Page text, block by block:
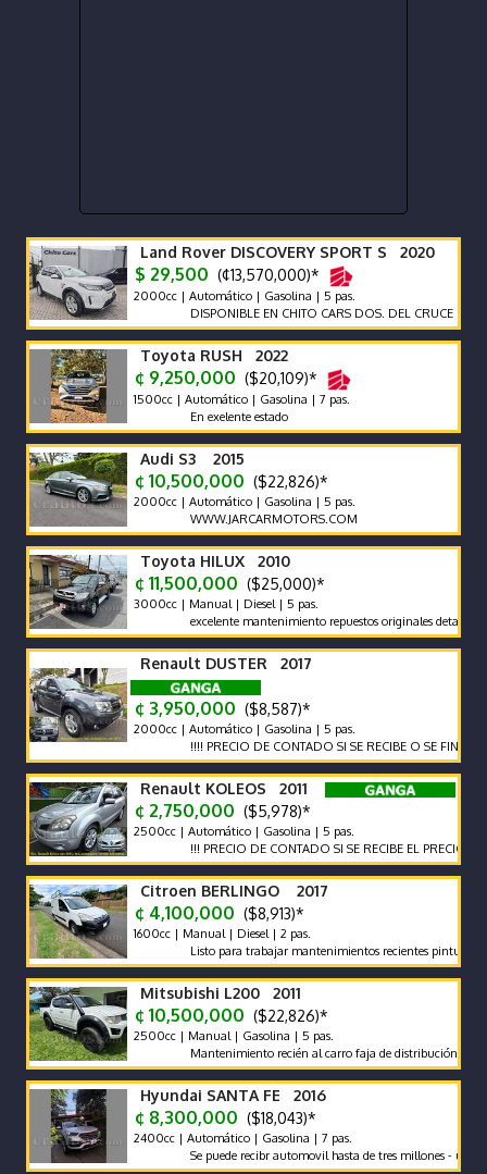
Land Rover DISCOVERY SPORT S 2020
$ 29,500 (¢13,570,000)*
2000cc | Automático | Gasolina | 5 pas.
DISPONIBLE EN CHITO CARS DOS. DEL CRUCE DE LA
Toyota RUSH 2022
¢ 9,250,000 ($20,109)*
1500cc | Automático | Gasolina | 7 pas.
En exelente estado
Audi S3 2015
¢ 10,500,000 ($22,826)*
2000cc | Automático | Gasolina | 5 pas.
WWW.JARCARMOTORS.COM
Toyota HILUX 2010
¢ 11,500,000 ($25,000)*
3000cc | Manual | Diesel | 5 pas.
excelente mantenimiento repuestos originales detalles de
Renault DUSTER 2017
¢ 3,950,000 ($8,587)*
2000cc | Automático | Gasolina | 5 pas.
!!!! PRECIO DE CONTADO SI SE RECIBE O SE FINANCIA EL
Renault KOLEOS 2011
¢ 2,750,000 ($5,978)*
2500cc | Automático | Gasolina | 5 pas.
!!! PRECIO DE CONTADO SI SE RECIBE EL PRECIO VARIA !!!
Citroen BERLINGO 2017
¢ 4,100,000 ($8,913)*
1600cc | Manual | Diesel | 2 pas.
Listo para trabajar mantenimientos recientes pintura
Mitsubishi L200 2011
¢ 10,500,000 ($22,826)*
2500cc | Manual | Gasolina | 5 pas.
Mantenimiento recién al carro faja de distribución recién
Hyundai SANTA FE 2016
¢ 8,300,000 ($18,043)*
2400cc | Automático | Gasolina | 7 pas.
Se puede recibr automovil hasta de tres millones - un solo